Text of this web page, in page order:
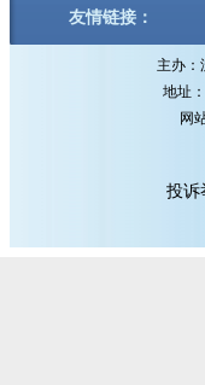
友情链接：
主办：
地址
网
投诉